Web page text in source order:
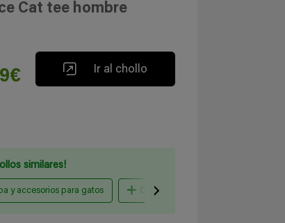
Cat tee hombre
Ir al chollo
similares!
y accesorios para gatos Camisetas y polos hombre